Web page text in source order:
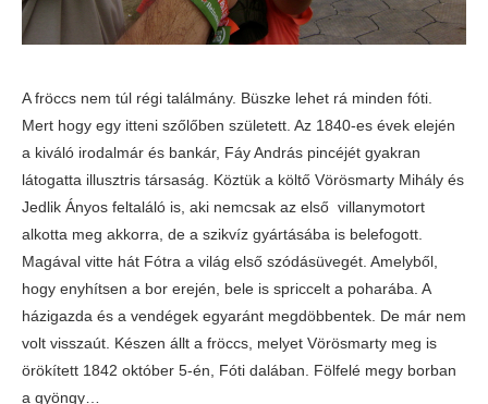
A fröccs nem túl régi találmány. Büszke lehet rá minden fóti.
Mert hogy egy itteni szőlőben született. Az 1840-es évek elején
a kiváló irodalmár és bankár, Fáy András pincéjét gyakran
látogatta illusztris társaság. Köztük a költő Vörösmarty Mihály és
Jedlik Ányos feltaláló is, aki nemcsak az első villanymotort
alkotta meg akkorra, de a szikvíz gyártásába is belefogott.
Magával vitte hát Fótra a világ első szódásüvegét. Amelyből,
hogy enyhítsen a bor erején, bele is spriccelt a poharába. A
házigazda és a vendégek egyaránt megdöbbentek. De már nem
volt visszaút. Készen állt a fröccs, melyet Vörösmarty meg is
örökített 1842 október 5-én, Fóti dalában. Fölfelé megy borban
a gyöngy…